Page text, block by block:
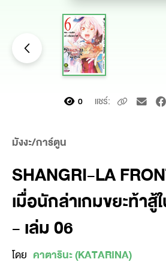
0 แชร์:
มังงะ/การ์ตูน
SHANGRI-LA
เมื่อนักล่าเกมขยะท้าสู้
- เล่ม 06
โดย คาตารินะ (KATARINA)